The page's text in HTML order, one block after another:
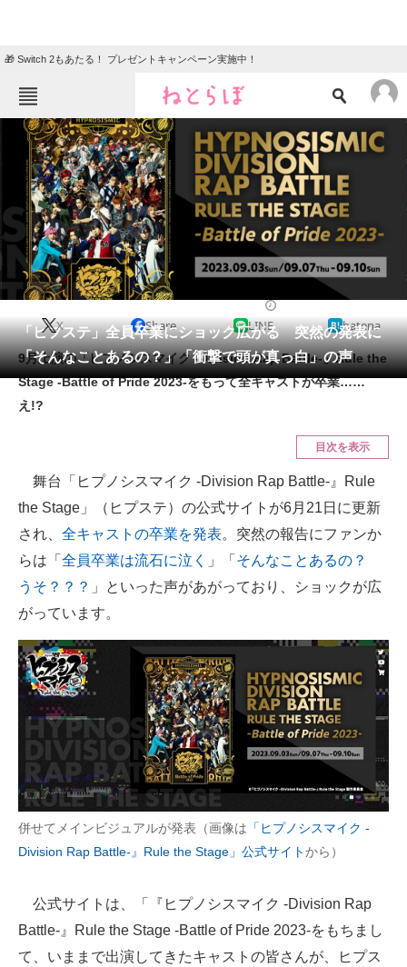
🎁 Switch 2もあたる！ プレゼントキャンペーン実施中！
ねとらぼメニュー
TOP ニュース
エンタメ クイズ
グルメ 地域
住まい 教育・育児
動物
会員記事
メディア
スマホと通信の最新トレンド
進化するPCとデバイスの未来
好きが集まる 比べて選べる
AI活用のいまが分かる
企業ITのトレンドを詳説
経営リーダーのコミュニティ
マーケ×ITの今がよく分かる
ITエンジニア向け専門サイト
企業向けIT製品の総合サイト
製造業のIT導入・活用を支援
モノづくり技術者専門サイト
「ヒプステ」全員卒業にショック広がる 突然の発表に
「そんなことあるの？」「衝撃で頭が真っ白」の声
X Share LINE hatena
9月上演の「ヒプノシスマイク -Division Rap Battle-」Rule the
Stage -Battle of Pride 2023-をもって全キャストが卒業……
え!?
目次を表示
舞台「ヒプノシスマイク -Division Rap Battle-』Rule
the Stage」（ヒプステ）の公式サイトが6月21日に更新
され、 全キャストの卒業を発表。突然の報告にファンか
らは「 全員卒業は流石に泣く 」「 そんなことあるの？
うそ？？？ 」といった声があがっており、ショックが広
がっています。
併せてメインビジュアルが発表（画像は 「ヒプノシスマイク -
Division Rap Battle-』Rule the Stage」公式サイトから）
公式サイトは、「『ヒプノシスマイク -Division Rap
Battle-』Rule the Stage -Battle of Pride 2023-をもちまし
て、いままで出演してきたキャストの皆さんが、ヒプス